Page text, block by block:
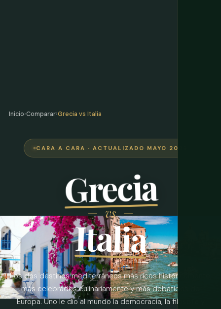
Inicio›Comparar›Grecia vs Italia
CARA A CARA · ACTUALIZADO MAYO 2026
Grecia
vs
Italia
Los dos destinos mediterráneos más ricos históricamente,
más celebrados culinariamente y más debatidos de
Europa. Uno le dio al mundo la democracia, la filosofía y